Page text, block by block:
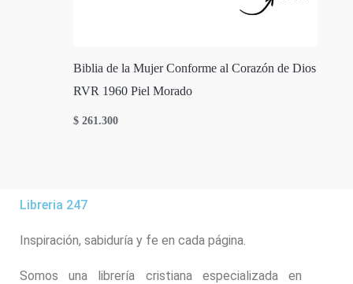
Biblia de la Mujer Conforme al Corazón de Dios
RVR 1960 Piel Morado
$ 261.300
Libreria 247
Inspiración, sabiduría y fe en cada página.
Somos una librería cristiana especializada en